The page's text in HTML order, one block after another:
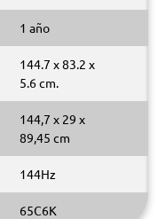
1 año
144.7 x 83.2 x
5.6 cm.
144,7 x 29 x
89,45 cm
144Hz
65C6K